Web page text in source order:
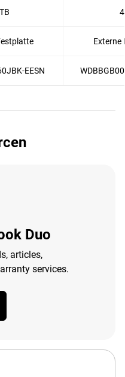
Externe
EESN
Duo
articles,
services.